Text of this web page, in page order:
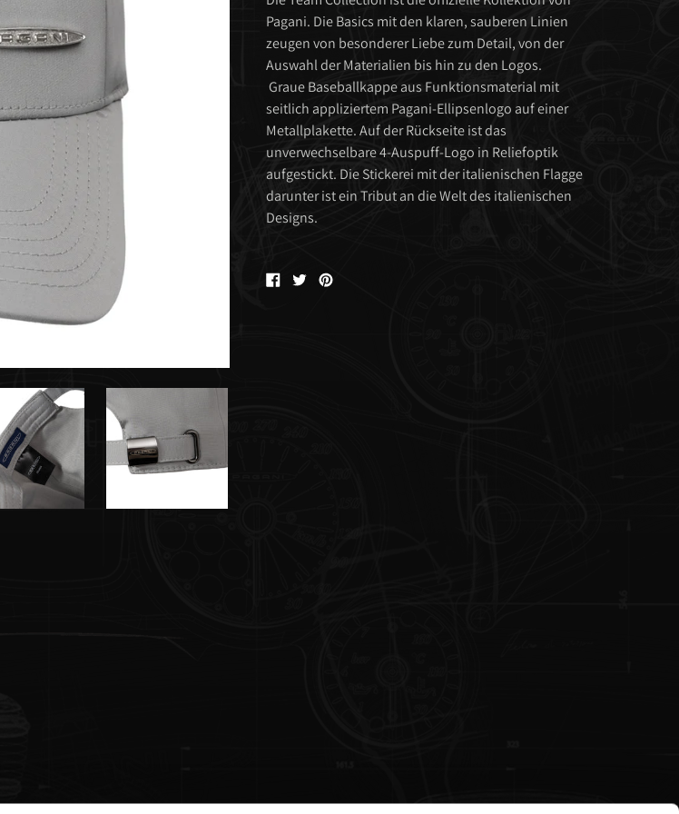
Pagani. Die Basics mit den klaren, sauberen Linien
zeugen von besonderer Liebe zum Detail, von der
Auswahl der Materialien bis hin zu den Logos.
Graue Baseballkappe aus Funktionsmaterial mit
seitlich appliziertem Pagani-Ellipsenlogo auf einer
Metallplakette. Auf der Rückseite ist das
unverwechselbare 4-Auspuff-Logo in Reliefoptik
aufgestickt. Die Stickerei mit der italienischen Flagge
darunter ist ein Tribut an die Welt des italienischen
Designs.
Auf
Facebook
Tweet
auf
Pin